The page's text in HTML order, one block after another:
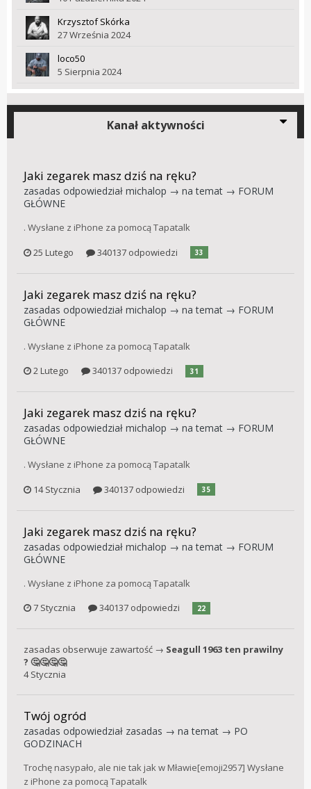
Krzysztof Skórka
27 Września 2024
loco50
5 Sierpnia 2024
Kanał aktywności
Jaki zegarek masz dziś na ręku?
zasadas odpowiedział michalop → na temat → FORUM
GŁÓWNE
. Wysłane z iPhone za pomocą Tapatalk
25 Lutego
340137 odpowiedzi 33
Jaki zegarek masz dziś na ręku?
zasadas odpowiedział michalop → na temat → FORUM
GŁÓWNE
. Wysłane z iPhone za pomocą Tapatalk
2 Lutego
340137 odpowiedzi 31
Jaki zegarek masz dziś na ręku?
zasadas odpowiedział michalop → na temat → FORUM
GŁÓWNE
. Wysłane z iPhone za pomocą Tapatalk
14 Stycznia
340137 odpowiedzi 35
Jaki zegarek masz dziś na ręku?
zasadas odpowiedział michalop → na temat → FORUM
GŁÓWNE
. Wysłane z iPhone za pomocą Tapatalk
7 Stycznia
340137 odpowiedzi 22
zasadas obserwuje zawartość → Seagull 1963 ten prawilny
? 🤔🤔🤔🤔
4 Stycznia
Twój ogród
zasadas odpowiedział zasadas → na temat → PO
GODZINACH
Trochę nasypało, ale nie tak jak w Mławie[emoji2957] Wysłane
z iPhone za pomocą Tapatalk